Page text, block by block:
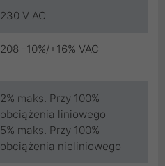
230 V AC
208 -10%/+16% VAC
2% maks. Przy 100%
obciążenia liniowego
5% maks. Przy 100%
obciążenia nieliniowego